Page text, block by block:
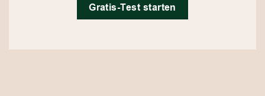
Gratis-Test starten